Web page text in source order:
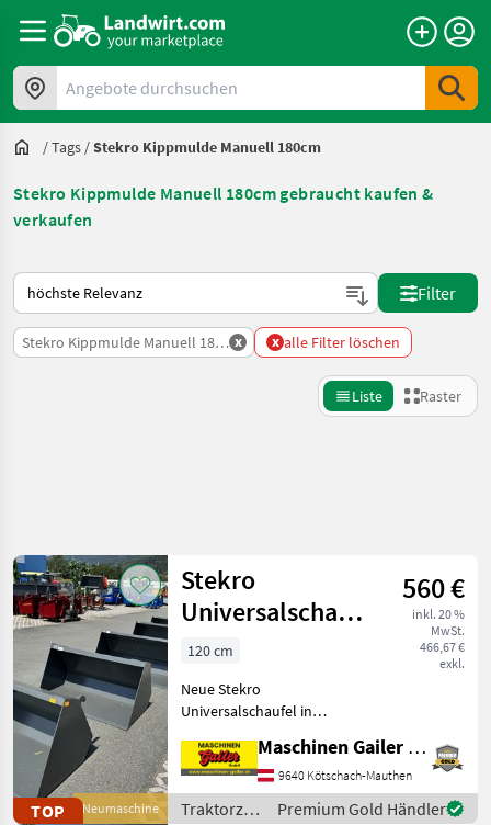
Angebote durchsuchen
/Tags /Stekro Kippmulde Manuell 180cm
Stekro Kippmulde Manuell 180cm gebraucht kaufen &
verkaufen
So wird auf Landwirt.com sortiert
Filter
Stekro Kippmulde Manuell 180cm
x x alle Filter löschen
Liste Raster
Kategorie 2 Land
AKTUELLER
PFAD
Stekro
Kippmulde
Manuell
180cm
KATEGORIE
WÄHLEN
Zurücksetzen
568
anzeigen
TOP Neumaschine
Stekro
Universalschaufel
NEU 120 - 240
560 €
inkl. 20 %
MwSt.
466,67 €
exkl.
120 cm
Neue Stekro
Universalschaufel in
120x70x64cm; 0, 43m³;
147kg; € 560, - inkl. MwSt. *
B/H/T: 130x70x64cm; 0,
46m³; 159kg; € 590, - inkl.
Maschinen Gailer GmbH
9640 Kötschach-Mauthen
TraktorzubehörPremium Gold Händler